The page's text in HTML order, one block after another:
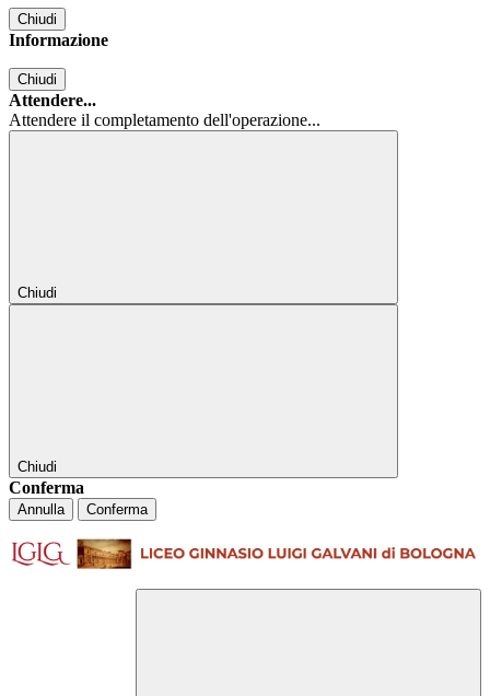
Chiudi
Informazione
Chiudi
Attendere...
Attendere il completamento dell'operazione...
Chiudi
Chiudi
Conferma
Annulla Conferma